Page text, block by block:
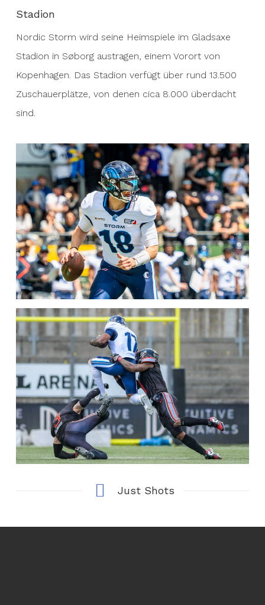
Stadion
Nordic Storm wird seine Heimspiele im Gladsaxe
Stadion in Søborg austragen, einem Vorort von
Kopenhagen. Das Stadion verfügt über rund 13.500
Zuschauerplätze, von denen cica 8.000 überdacht
sind.
Just Shots